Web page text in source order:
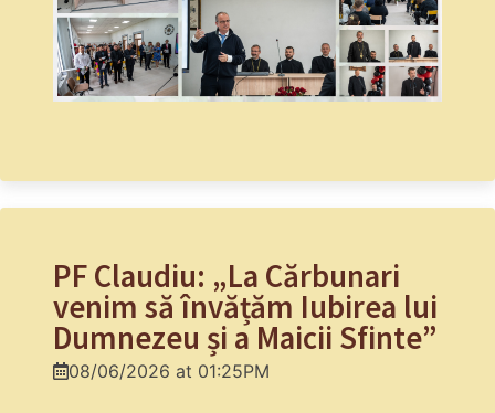
PF Claudiu: „La Cărbunari
venim să învățăm Iubirea lui
Dumnezeu și a Maicii Sfinte”
08/06/2026 at 01:25PM